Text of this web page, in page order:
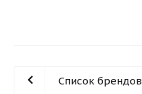
Список брендов